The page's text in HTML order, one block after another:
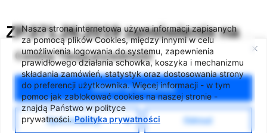
Cenimy Twoją prywatność
Nasza strona internetowa używa informacji zapisanych
za pomocą plików Cookies, między innymi w celu
umożliwienia logowania do systemu, zapewnienia
prawidłowego działania schowka, koszyka i mechanizmu
składania zamówień, statystyk oraz dostosowania strony
do preferencji użytkownika. Więcej informacji - w tym
pomoc jak zablokować cookies na naszej stronie -
znajdą Państwo w polityce
prywatności. Polityka prywatności
Spersonalizuj Odrzuć
Zezwól na wszystkie
ZP.371.26.2019 zamówienie na
usługi społeczne
Archiwum_2019